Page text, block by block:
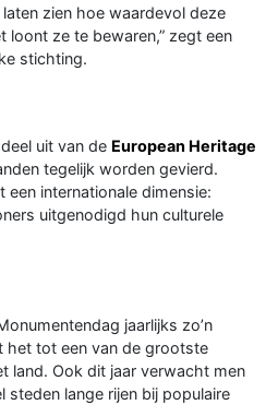
zien hoe waardevol deze
loont ze te bewaren,” zegt een
stichting.
uit van de European Heritage
tegelijk worden gevierd.
een internationale dimensie:
uitgenodigd hun culturele
jaarlijks zo’n
het tot een van de grootste
land. Ook dit jaar verwacht men
steden lange rijen bij populaire